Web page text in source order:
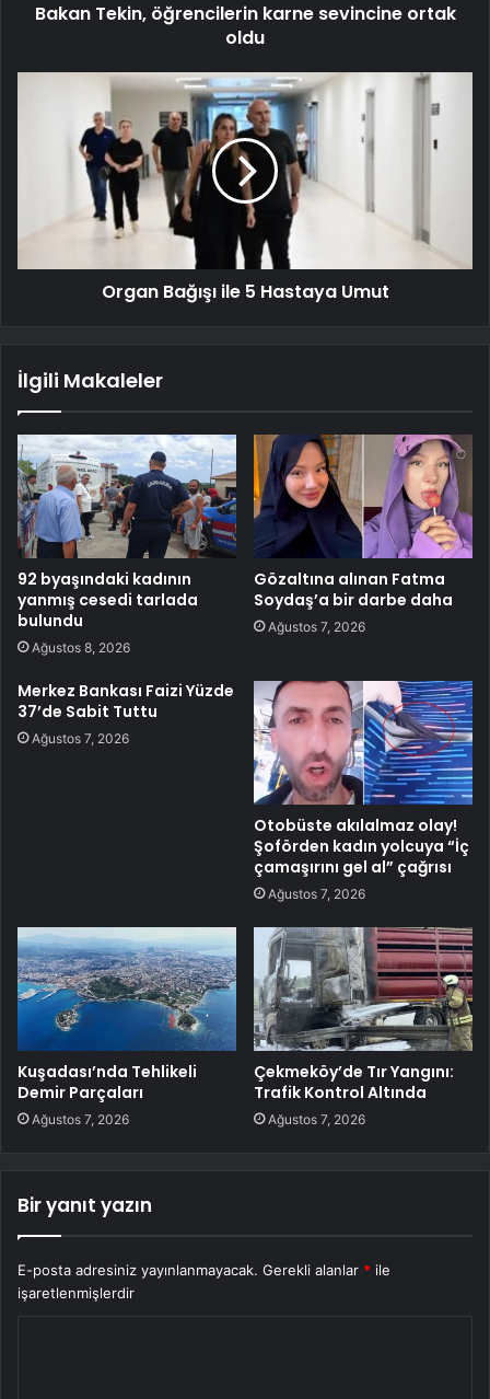
Bakan Tekin, öğrencilerin karne sevincine ortak
oldu
Organ Bağışı ile 5 Hastaya Umut
İlgili Makaleler
92 byaşındaki kadının
yanmış cesedi tarlada
bulundu
Ağustos 8, 2026
Gözaltına alınan Fatma
Soydaş’a bir darbe daha
Ağustos 7, 2026
Merkez Bankası Faizi Yüzde
37’de Sabit Tuttu
Ağustos 7, 2026
Otobüste akılalmaz olay!
Şoförden kadın yolcuya “İç
çamaşırını gel al” çağrısı
Ağustos 7, 2026
Kuşadası’nda Tehlikeli
Demir Parçaları
Ağustos 7, 2026
Çekmeköy’de Tır Yangını:
Trafik Kontrol Altında
Ağustos 7, 2026
Bir yanıt yazın
E-posta adresiniz yayınlanmayacak. Gerekli alanlar * ile
işaretlenmişlerdir